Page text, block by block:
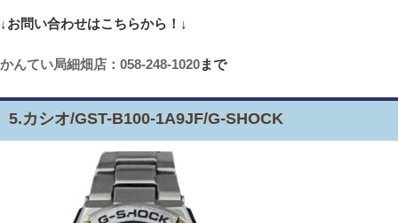
↓お問い合わせはこちらから！↓
かんてい局細畑店：058-248-1020まで
5.カシオ/GST-B100-1A9JF/G-SHOCK